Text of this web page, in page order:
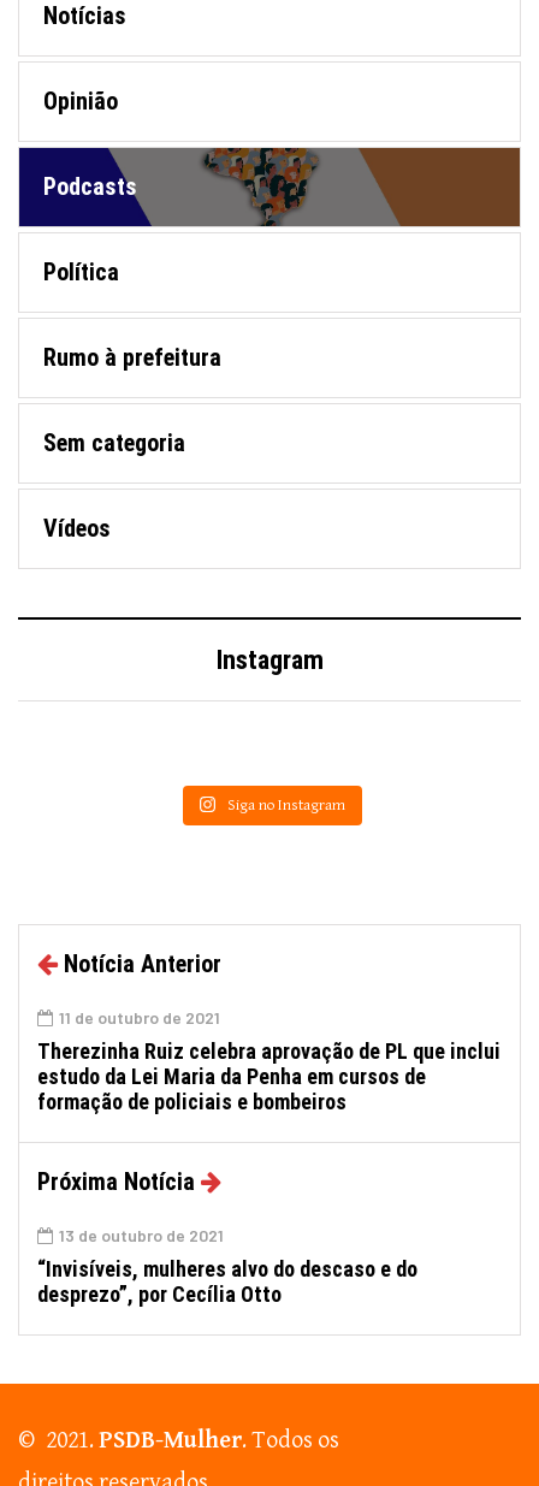
Notícias
Opinião
Podcasts
Política
Rumo à prefeitura
Sem categoria
Vídeos
Instagram
Siga no Instagram
Notícia Anterior
11 de outubro de 2021
Therezinha Ruiz celebra aprovação de PL que inclui
estudo da Lei Maria da Penha em cursos de
formação de policiais e bombeiros
Próxima Notícia
13 de outubro de 2021
“Invisíveis, mulheres alvo do descaso e do
desprezo”, por Cecília Otto
© 2021.PSDB-Mulher. Todos os